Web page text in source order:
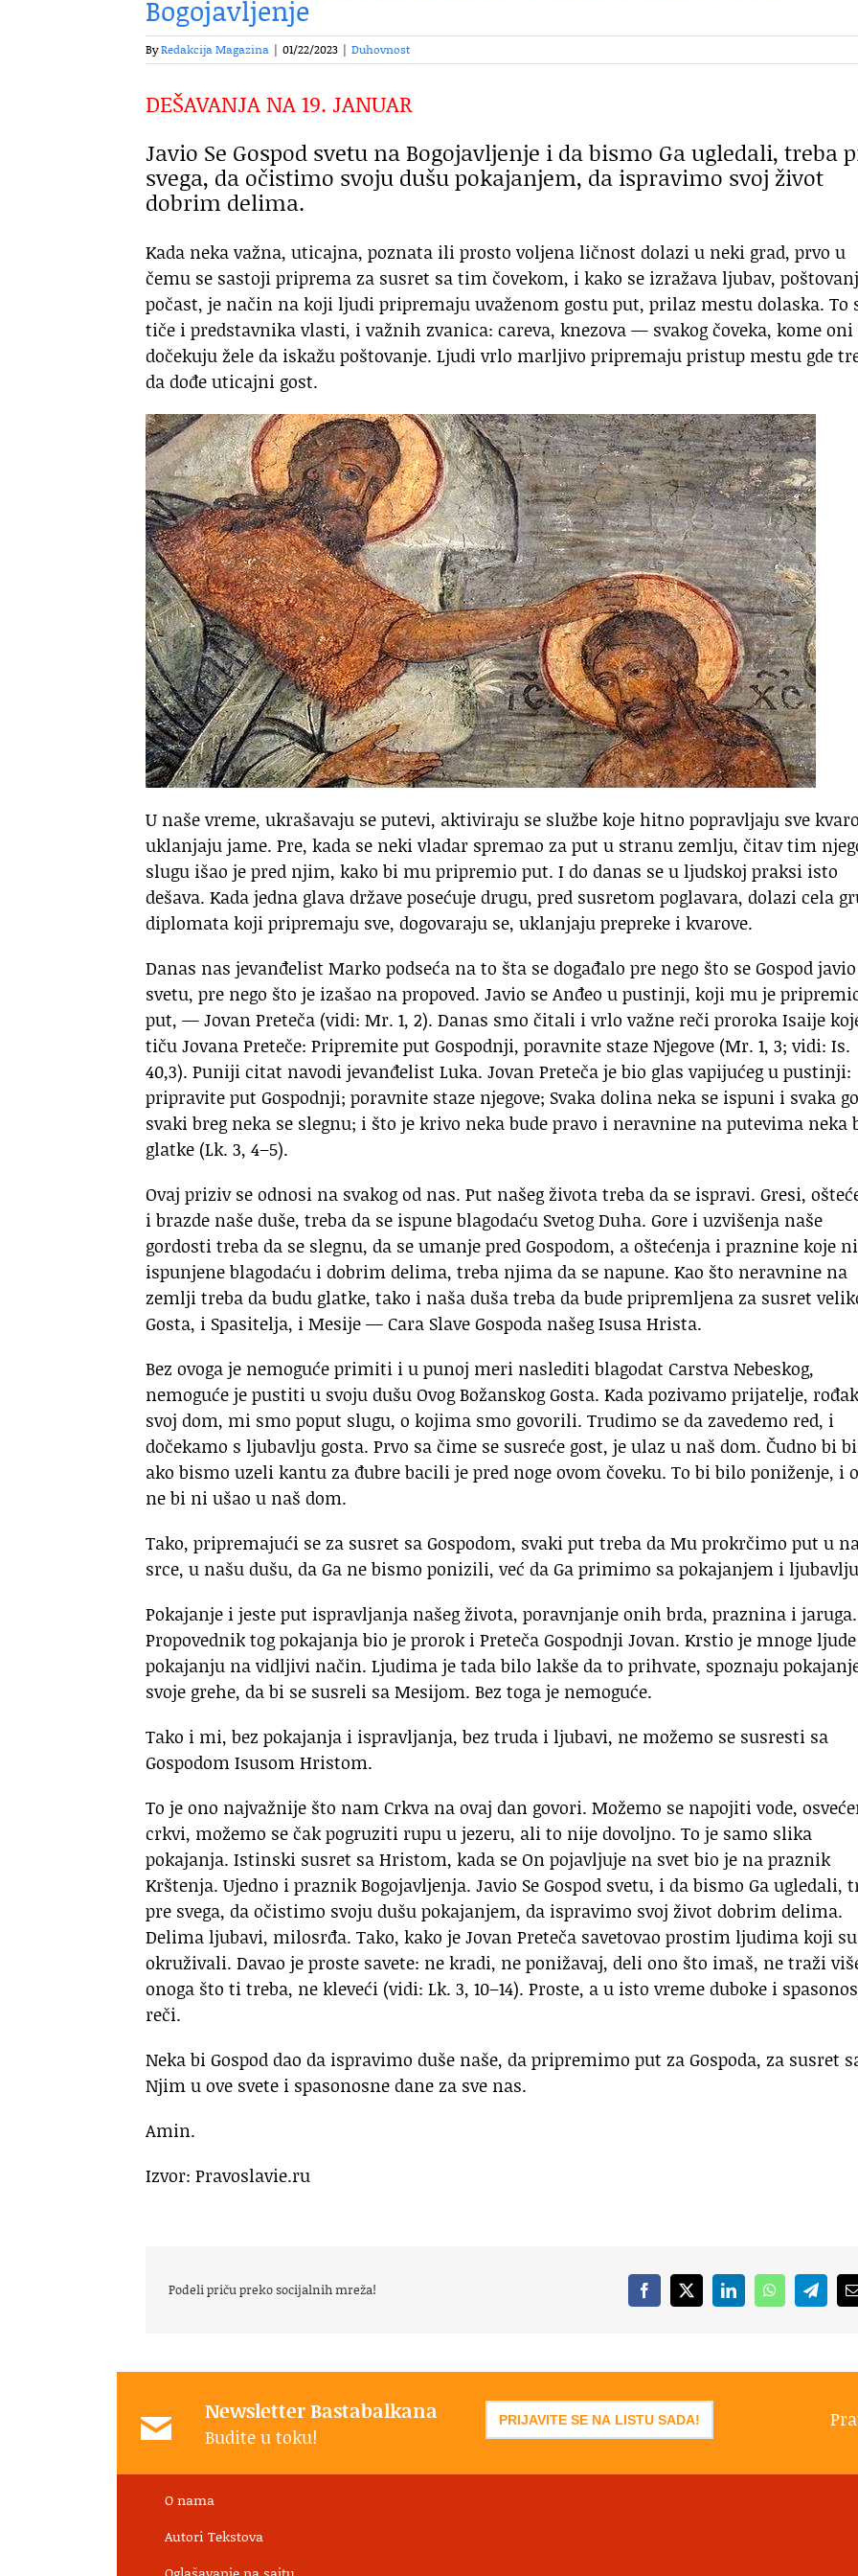
Bogojavljenje
ByRedakcija Magazina | 01/22/2023 | Duhovnost
DEŠAVANJA NA 19. JANUAR
Javio Se Gospod svetu na Bogojavljenje i da bismo Ga ugledali, treba
svega, da očistimo svoju dušu pokajanjem, da ispravimo svoj život
dobrim delima.
Kada neka važna, uticajna, poznata ili prosto voljena ličnost dolazi u neki grad, prvo u
čemu se sastoji priprema za susret sa tim čovekom, i kako se izražava ljubav,
počast, je način na koji ljudi pripremaju uvaženom gostu put, prilaz mestu dolaska. To
tiče i predstavnika vlasti, i važnih zvanica: careva, knezova — svakog čoveka, kome
dočekuju žele da iskažu poštovanje. Ljudi vrlo marljivo pripremaju pristup mestu gde
da dođe uticajni gost.
U naše vreme, ukrašavaju se putevi, aktiviraju se službe koje hitno popravljaju sve
uklanjaju jame. Pre, kada se neki vladar spremao za put u stranu zemlju, čitav tim
slugu išao je pred njim, kako bi mu pripremio put. I do danas se u ljudskoj praksi isto
dešava. Kada jedna glava države posećuje drugu, pred susretom poglavara, dolazi cela
diplomata koji pripremaju sve, dogovaraju se, uklanjaju prepreke i kvarove.
Danas nas jevanđelist Marko podseća na to šta se događalo pre nego što se Gospod javio
svetu, pre nego što je izašao na propoved. Javio se Anđeo u pustinji, koji mu je
put, — Jovan Preteča (vidi: Mr. 1, 2). Danas smo čitali i vrlo važne reči proroka Isaije
tiču Jovana Preteče: Pripremite put Gospodnji, poravnite staze Njegove (Mr. 1, 3; vidi: Is.
40,3). Puniji citat navodi jevanđelist Luka. Jovan Preteča je bio glas vapijućeg u pustinji:
pripravite put Gospodnji; poravnite staze njegove; Svaka dolina neka se ispuni i svaka
svaki breg neka se slegnu; i što je krivo neka bude pravo i neravnine na putevima neka
glatke (Lk. 3, 4–5).
Ovaj priziv se odnosi na svakog od nas. Put našeg života treba da se ispravi. Gresi,
i brazde naše duše, treba da se ispune blagodaću Svetog Duha. Gore i uzvišenja naše
gordosti treba da se slegnu, da se umanje pred Gospodom, a oštećenja i praznine koje
ispunjene blagodaću i dobrim delima, treba njima da se napune. Kao što neravnine na
zemlji treba da budu glatke, tako i naša duša treba da bude pripremljena za susret
Gosta, i Spasitelja, i Mesije — Cara Slave Gospoda našeg Isusa Hrista.
Bez ovoga je nemoguće primiti i u punoj meri naslediti blagodat Carstva Nebeskog,
nemoguće je pustiti u svoju dušu Ovog Božanskog Gosta. Kada pozivamo prijatelje,
svoj dom, mi smo poput slugu, o kojima smo govorili. Trudimo se da zavedemo red, i
dočekamo s ljubavlju gosta. Prvo sa čime se susreće gost, je ulaz u naš dom. Čudno bi
ako bismo uzeli kantu za đubre bacili je pred noge ovom čoveku. To bi bilo poniženje, i
ne bi ni ušao u naš dom.
Tako, pripremajući se za susret sa Gospodom, svaki put treba da Mu prokrčimo put u
srce, u našu dušu, da Ga ne bismo ponizili, već da Ga primimo sa pokajanjem i
Pokajanje i jeste put ispravljanja našeg života, poravnjanje onih brda, praznina i jaruga.
Propovednik tog pokajanja bio je prorok i Preteča Gospodnji Jovan. Krstio je mnoge
pokajanju na vidljivi način. Ljudima je tada bilo lakše da to prihvate, spoznaju
svoje grehe, da bi se susreli sa Mesijom. Bez toga je nemoguće.
Tako i mi, bez pokajanja i ispravljanja, bez truda i ljubavi, ne možemo se susresti sa
Gospodom Isusom Hristom.
To je ono najvažnije što nam Crkva na ovaj dan govori. Možemo se napojiti vode,
crkvi, možemo se čak pogruziti rupu u jezeru, ali to nije dovoljno. To je samo slika
pokajanja. Istinski susret sa Hristom, kada se On pojavljuje na svet bio je na praznik
Krštenja. Ujedno i praznik Bogojavljenja. Javio Se Gospod svetu, i da bismo Ga ugledali,
pre svega, da očistimo svoju dušu pokajanjem, da ispravimo svoj život dobrim delima.
Delima ljubavi, milosrđa. Tako, kako je Jovan Preteča savetovao prostim ljudima koji
okruživali. Davao je proste savete: ne kradi, ne ponižavaj, deli ono što imaš, ne traži
onoga što ti treba, ne kleveći (vidi: Lk. 3, 10–14). Proste, a u isto vreme duboke i
reči.
Neka bi Gospod dao da ispravimo duše naše, da pripremimo put za Gospoda, za susret
Njim u ove svete i spasonosne dane za sve nas.
Amin.
Izvor: Pravoslavie.ru
Podeli priču preko socijalnih mreža! Facebook
X LinkedInWhatsApp
Newsletter Bastabalkana
Budite u toku!
PRIJAVITE SE NA LISTU SADA!
O nama
Autori Tekstova